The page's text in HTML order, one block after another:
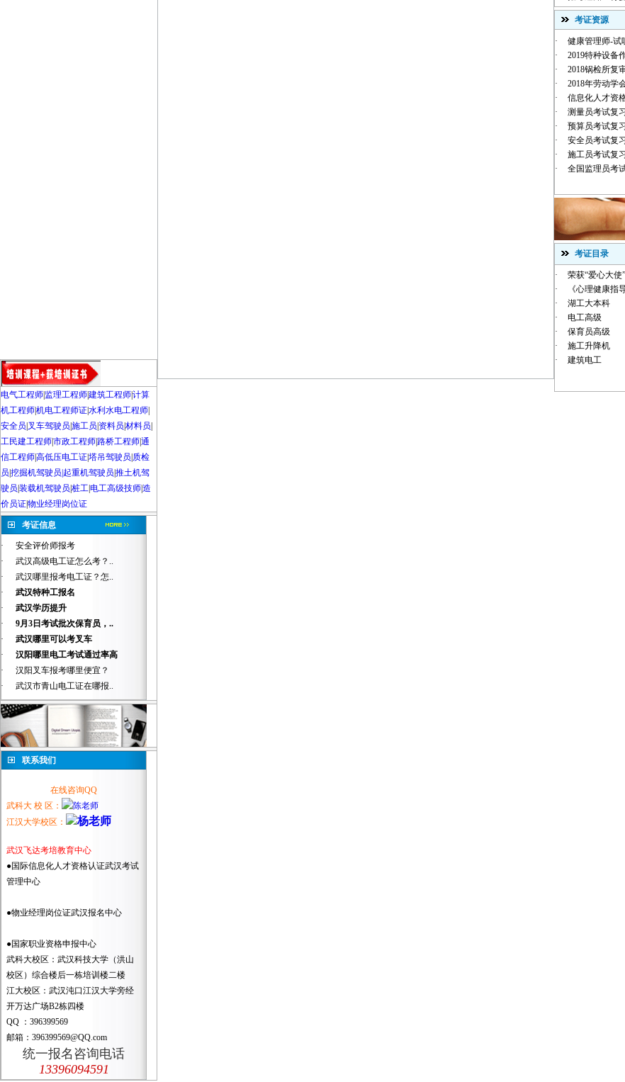
电气工程师 监理工程师建筑工程师计算
机工程师机电工程师证水利水电工程师
安全员 叉车驾驶员 施工员 资料员 材料员
工民建工程师市政工程师路桥工程师通
信工程师高低压电工证塔吊驾驶员 质检
员 挖掘机驾驶员|起重机驾驶员 推土机驾
驶员 装载机驾驶员 桩工电工高级技师造
价员证物业经理岗位证
考证信息
·
安全评价师报考
·
武汉高级电工证怎么考？..
·
武汉哪里报考电工证？怎..
·
武汉特种工报名
·
武汉学历提升
·
9月3日考试批次保育员，..
·
武汉哪里可以考叉车
·
汉阳哪里电工考试通过率高
·
汉阳叉车报考哪里便宜？
·
武汉市青山电工证在哪报..
联系我们
在线咨询QQ
武科大 校 区：
江汉大学校区：
武汉飞达考培教育中心
●国际信息化人才资格认证武汉考试
管理中心
●物业经理岗位证武汉报名中心
●国家职业资格申报中心
武科大校区：武汉科技大学（洪山
校区）综合楼后一栋培训楼二楼
江大校区：武汉沌口江汉大学旁经
开万达广场B2栋四楼
QQ ：396399569
邮箱：396399569@QQ.com
统一报名咨询电话
13396094591
考证资源
·
健康管理师-试
·
2019特种设备
·
2018锅检所复
·
2018年劳动学
·
信息化人才资
·
测量员考试复
·
预算员考试复
·
安全员考试复
·
施工员考试复
·
全国监理员考
考证目录
·
荣获“爱心大使
·
《心理健康指
·
湖工大本科
·
电工高级
·
保育员高级
·
施工升降机
·
建筑电工